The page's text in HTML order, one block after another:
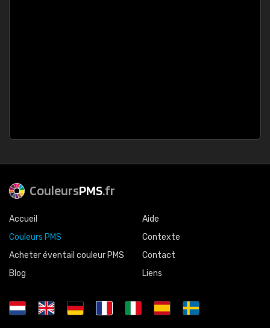
CouleursPMS.fr
Accueil
Couleurs PMS
Acheter éventail couleur PMS
Blog
Aide
Contexte
Contact
Liens